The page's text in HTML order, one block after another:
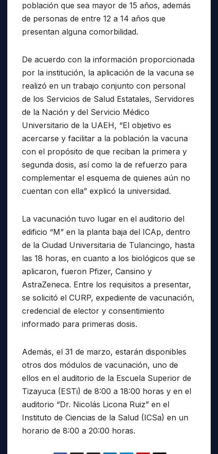
población que sea mayor de 15 años, además
de personas de entre 12 a 14 años que
presentan alguna comorbilidad.
De acuerdo con la información proporcionada
por la institución, la aplicación de la vacuna se
realizó en un trabajo conjunto con personal
de los Servicios de Salud Estatales, Servidores
de la Nación y del Servicio Médico
Universitario de la UAEH, “El objetivo es
acercarse y facilitar a la población la vacuna
con el propósito de que reciban la primera y
segunda dosis, así como la de refuerzo para
complementar el esquema de quienes aún no
cuentan con ella” explicó la universidad.
La vacunación tuvo lugar en el auditorio del
edificio “M” en la planta baja del ICAp, dentro
de la Ciudad Universitaria de Tulancingo, hasta
las 18 horas, en cuanto a los biológicos que se
aplicaron, fueron Pfizer, Cansino y
AstraZeneca. Entre los requisitos a presentar,
se solicitó el CURP, expediente de vacunación,
credencial de elector y consentimiento
informado para primeras dosis.
Además, el 31 de marzo, estarán disponibles
otros dos módulos de vacunación, uno de
ellos en el auditorio de la Escuela Superior de
Tizayuca (ESTi) de 8:00 a 18:00 horas y en el
auditorio “Dr. Nicolás Licona Ruiz” en el
Instituto de Ciencias de la Salud (ICSa) en un
horario de 8:00 a 20:00 horas.